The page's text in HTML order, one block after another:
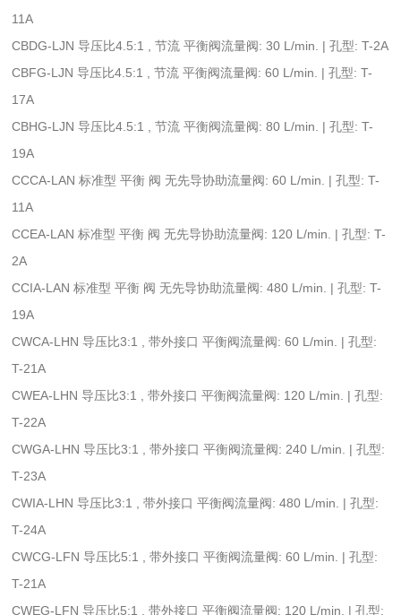
11A
CBDG-LJN 导压比4.5:1 , 节流 平衡阀流量阀: 30 L/min. | 孔型: T-2A
CBFG-LJN 导压比4.5:1 , 节流 平衡阀流量阀: 60 L/min. | 孔型: T-
17A
CBHG-LJN 导压比4.5:1 , 节流 平衡阀流量阀: 80 L/min. | 孔型: T-
19A
CCCA-LAN 标准型 平衡 阀 无先导协助流量阀: 60 L/min. | 孔型: T-
11A
CCEA-LAN 标准型 平衡 阀 无先导协助流量阀: 120 L/min. | 孔型: T-
2A
CCIA-LAN 标准型 平衡 阀 无先导协助流量阀: 480 L/min. | 孔型: T-
19A
CWCA-LHN 导压比3:1 , 带外接口 平衡阀流量阀: 60 L/min. | 孔型:
T-21A
CWEA-LHN 导压比3:1 , 带外接口 平衡阀流量阀: 120 L/min. | 孔型:
T-22A
CWGA-LHN 导压比3:1 , 带外接口 平衡阀流量阀: 240 L/min. | 孔型:
T-23A
CWIA-LHN 导压比3:1 , 带外接口 平衡阀流量阀: 480 L/min. | 孔型:
T-24A
CWCG-LFN 导压比5:1 , 带外接口 平衡阀流量阀: 60 L/min. | 孔型:
T-21A
CWEG-LFN 导压比5:1 , 带外接口 平衡阀流量阀: 120 L/min. | 孔型: